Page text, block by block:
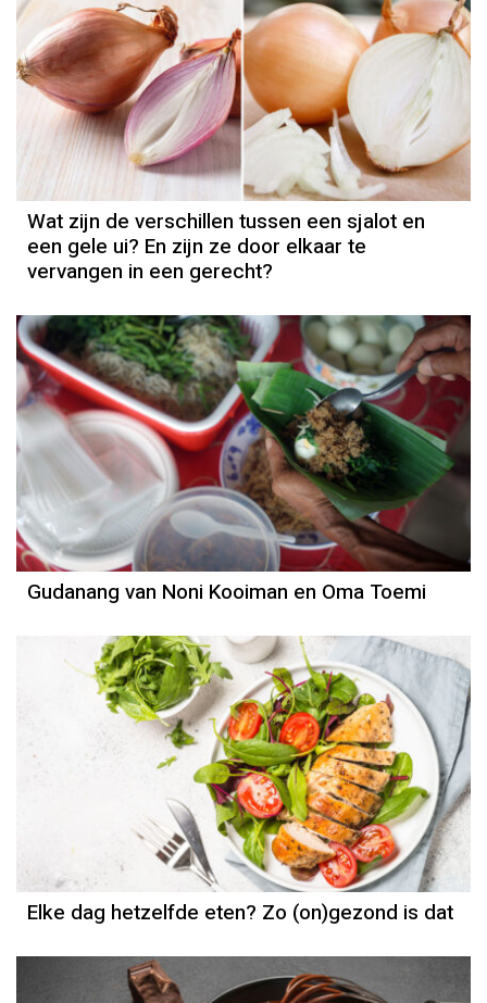
Wat zijn de verschillen tussen een sjalot en
een gele ui? En zijn ze door elkaar te
vervangen in een gerecht?
Gudanang van Noni Kooiman en Oma Toemi
Elke dag hetzelfde eten? Zo (on)gezond is dat